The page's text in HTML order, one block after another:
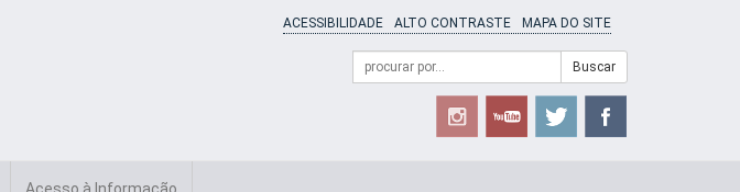
ACESSIBILIDADE ALTO CONTRASTE MAPA DO SITE
Formulário
Campo
de
Buscar